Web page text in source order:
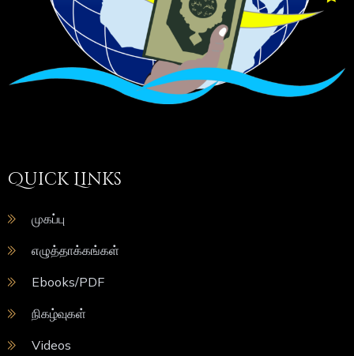
Quick Links
முகப்பு
எழுத்தாக்கங்கள்
Ebooks/PDF
நிகழ்வுகள்
Videos